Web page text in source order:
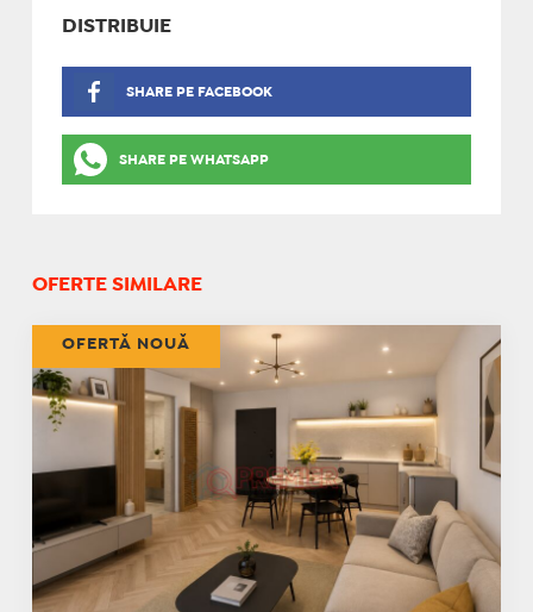
DISTRIBUIE
SHARE PE FACEBOOK
SHARE PE WHATSAPP
OFERTE SIMILARE
OFERTĂ NOUĂ